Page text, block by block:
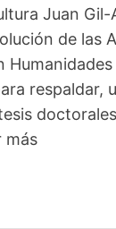
Juan Gil-
de las
respaldar,
más